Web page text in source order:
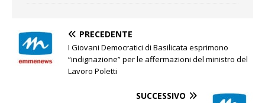
PRECEDENTE
I Giovani Democratici di Basilicata esprimono
“indignazione” per le affermazioni del ministro del
Lavoro Poletti
SUCCESSIVO